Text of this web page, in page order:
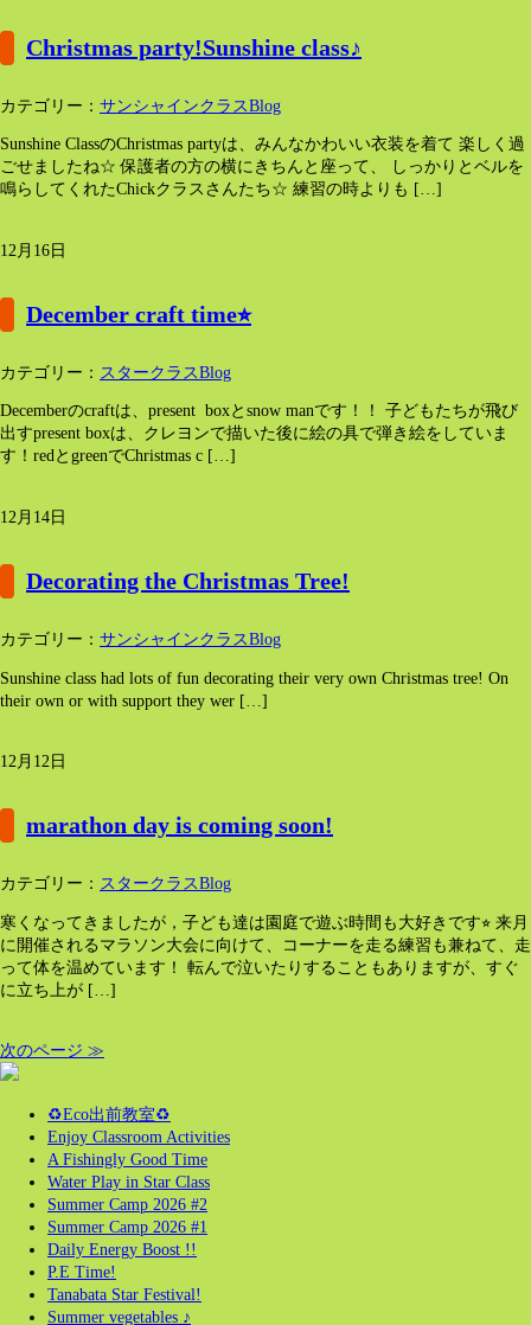
Christmas party!Sunshine class♪
カテゴリー： サンシャインクラスBlog
Sunshine ClassのChristmas partyは、みんなかわいい衣装を着て 楽しく過
ごせましたね☆ 保護者の方の横にきちんと座って、 しっかりとベルを
鳴らしてくれたChickクラスさんたち☆ 練習の時よりも […]
12月16日
December craft time⭐︎
カテゴリー： スタークラスBlog
Decemberのcraftは、present boxとsnow manです！！ 子どもたちが飛び
出すpresent boxは、クレヨンで描いた後に絵の具で弾き絵をしていま
す！redとgreenでChristmas c […]
12月14日
Decorating the Christmas Tree!
カテゴリー： サンシャインクラスBlog
Sunshine class had lots of fun decorating their very own Christmas tree! On
their own or with support they wer […]
12月12日
marathon day is coming soon!
カテゴリー： スタークラスBlog
寒くなってきましたが，子ども達は園庭で遊ぶ時間も大好きです⭐︎ 来月
に開催されるマラソン大会に向けて、コーナーを走る練習も兼ねて、走
って体を温めています！ 転んで泣いたりすることもありますが、すぐ
に立ち上が […]
次のページ ≫
♻️Eco出前教室♻️
Enjoy Classroom Activities
A Fishingly Good Time
Water Play in Star Class
Summer Camp 2026 #2
Summer Camp 2026 #1
Daily Energy Boost !!
P.E Time!
Tanabata Star Festival!
Summer vegetables ♪